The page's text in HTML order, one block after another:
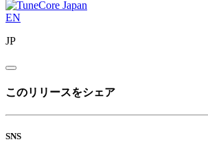
EN
JP
このリリースをシェア
SNS